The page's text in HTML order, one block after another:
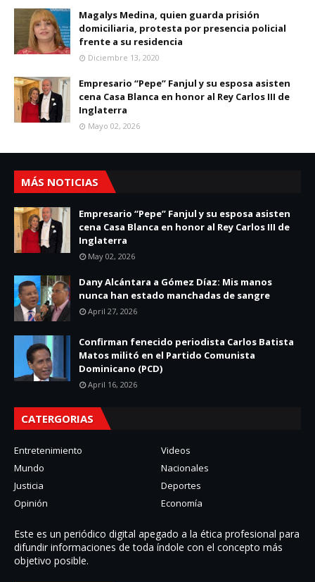
Magalys Medina, quien guarda prisión
domiciliaria, protesta por presencia policial
frente a su residencia
Diciembre 13, 2020
Empresario “Pepe” Fanjul y su esposa asisten
cena Casa Blanca en honor al Rey Carlos III de
Inglaterra
Mayo 02, 2026
MÁS NOTICIAS
Empresario “Pepe” Fanjul y su esposa asisten
cena Casa Blanca en honor al Rey Carlos III de
Inglaterra
May 02, 2026
Dany Alcántara a Gómez Díaz: Mis manos
nunca han estado manchadas de sangre
April 27, 2026
Confirman fenecido periodista Carlos Batista
Matos militó en el Partido Comunista
Dominicano (PCD)
April 16, 2026
CATERGORIAS
Entretenimiento
Videos
Mundo
Nacionales
Justicia
Deportes
Opinión
Economía
Este es un periódico digital apegado a la ética profesional para
difundir informaciones de toda í­ndole con el concepto más
objetivo posible.